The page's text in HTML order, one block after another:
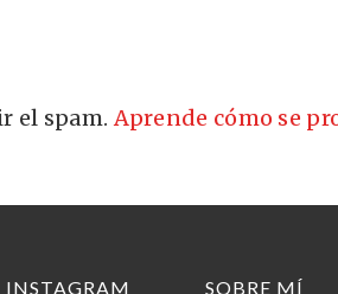
el spam.Aprende cómo se
INSTAGRAM SOBRE MÍ